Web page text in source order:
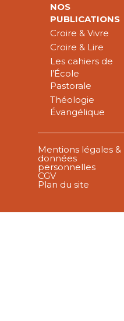
NOS
PUBLICATIONS
Croire & Vivre
Croire & Lire
Les cahiers de
l’École
Pastorale
Théologie
Évangélique
Mentions légales &
données
personnelles
CGV
Plan du site